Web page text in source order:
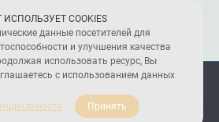
к оплате:
COOKIES
данные посетителей для
и улучшения качества
использовать ресурс, Вы
с использованием данных
Принять
КОНФИДЕНЦИАЛЬНОСТИ
- 2026 © Reload Team
Создание и